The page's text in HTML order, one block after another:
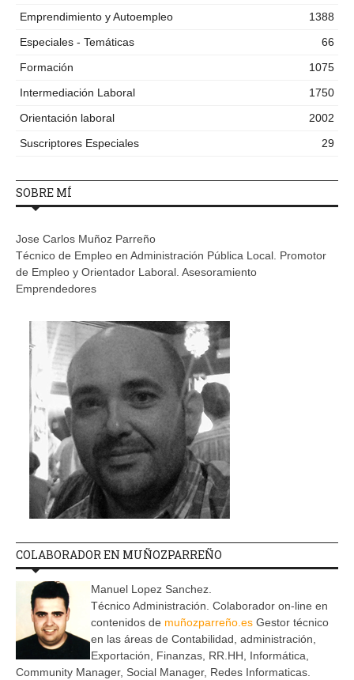
Emprendimiento y Autoempleo
1388
Especiales - Temáticas
66
Formación
1075
Intermediación Laboral
1750
Orientación laboral
2002
Suscriptores Especiales
29
SOBRE MÍ
Jose Carlos Muñoz Parreño
Técnico de Empleo en Administración Pública Local. Promotor
de Empleo y Orientador Laboral. Asesoramiento
Emprendedores
COLABORADOR EN MUÑOZPARREÑO
Manuel Lopez Sanchez.
Técnico Administración. Colaborador on-line en
contenidos de muñozparreño.es Gestor técnico
en las áreas de Contabilidad, administración,
Exportación, Finanzas, RR.HH, Informática,
Community Manager, Social Manager, Redes Informaticas.